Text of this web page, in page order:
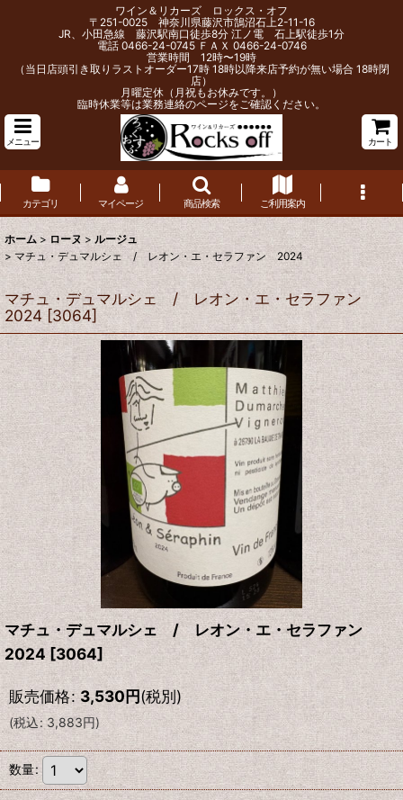
ワイン＆リカーズ ロックス・オフ
〒251-0025 神奈川県藤沢市鵠沼石上2-11-16
JR、小田急線 藤沢駅南口徒歩8分 江ノ電 石上駅徒歩1分
電話 0466-24-0745 ＦＡＸ 0466-24-0746
営業時間 12時〜19時
（当日店頭引き取りラストオーダー17時 18時以降来店予約が無い場合 18時閉
店）
月曜定休（月祝もお休みです。）
臨時休業等は業務連絡のページをご確認ください。
メニュー カート
カテゴリ マイページ 商品検索 ご利用案内
ホーム > ローヌ > ルージュ
> マチュ・デュマルシェ / レオン・エ・セラファン 2024
マチュ・デュマルシェ / レオン・エ・セラファン
2024 [3064]
マチュ・デュマルシェ / レオン・エ・セラファン
2024 [3064]
販売価格: 3,530円(税別)
(税込: 3,883円)
数量: